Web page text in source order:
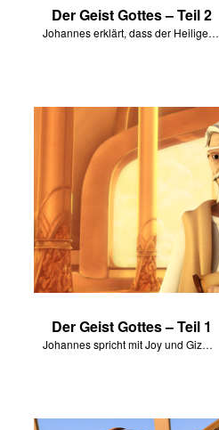
Der Geist Gottes – Teil 2
Johannes erklärt, dass der Heilige Geist überall ist, uns leitet und berät.
Der Geist Gottes – Teil 1
Johannes spricht mit Joy und Gizmo über den Heiligen Geist.